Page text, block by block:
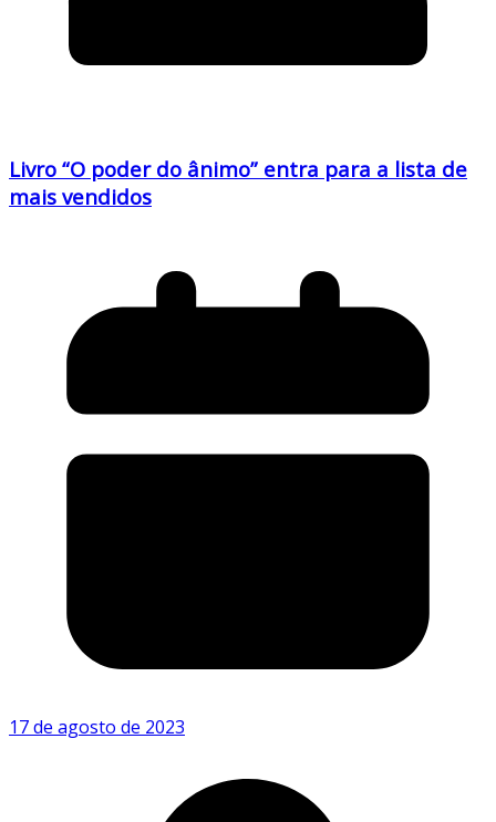
Livro “O poder do ânimo” entra para a lista de
mais vendidos
17 de agosto de 2023